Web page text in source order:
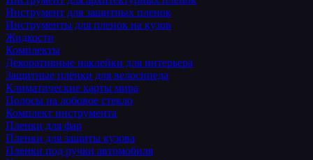
Инструмент для защитных пленок
Инструменты для пленок на кузов
Жидкости
Комплекты
Декоративные наклейки для интерьера
Защитные плёнки для велосипеда
Климатические карты мира
Полосы на лобовое стекло
Комплект инструмента
Пленки для фар
Пленки для защиты кузова
Пленки под ручки автомобиля